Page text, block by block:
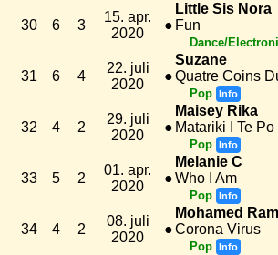
30 6 3
15. apr.
2020
●
Little Sis Nora
Fun
Dance/
31 6 4
22. juli
2020
●
Suzane
Quatre Coins
Pop Info
32 4 2
29. juli
2020
●
Maisey Rika
Matariki I Te Po
Pop Info
33 5 2
01. apr.
2020
●
Melanie C
Who I Am
Pop Info
34 4 2
08. juli
2020
●
Mohamed
Corona Virus
Pop Info